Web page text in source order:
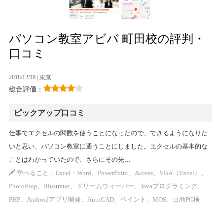
パソコン教室アビバ 町田校の評判・
口コミ
2018/12/18 | 東京
総合評価：
ピックアップ口コミ
仕事でエクセルの関数を使うことになったので、できるようになりた
いと思い、パソコン教室に通うことにしました。エクセルの基本的な
ことはわかっていたので、さらにその先…
学べること：Excel・Word、PowerPoint、Access、VBA（Excel）、
Photoshop、Illustrator、ドリームウィーバー、Javaプログラミング、
PHP、Androidアプリ開発、AutoCAD、ペイント、MOS、日商PC検